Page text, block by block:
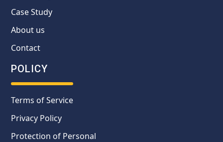
Case Study
About us
Contact
POLICY
Terms of Service
Privacy Policy
Protection of Personal